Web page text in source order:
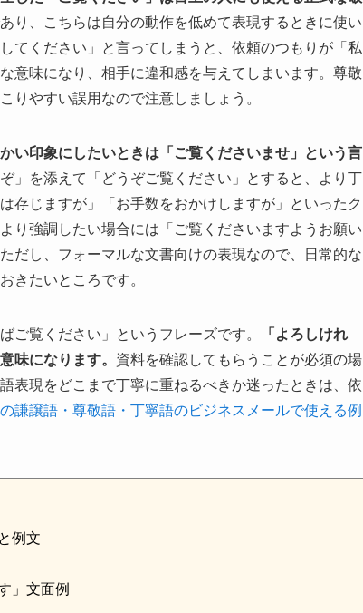
り、こちらは自分の動作を低めて表現するときに使い
てください」と言ってしまうと、依頼のつもりが「私
意味になり、相手に違和感を与えてしまいます。尊敬
りやすい誤用なので注意しましょう。
い印象にしたいときは「ご覧くださいませ」という言
」を添えて「どうぞご覧ください」とすると、より丁
存じますが」「お手数をおかけしますが」といったク
り強調したい場合には「ご覧くださいますようお願い
だし、フォーマルな文書向けの表現なので、日常的な
きたいところです。
ご覧ください」というフレーズです。
「よろしけれ
味になります。 資料を確認してもらうことが必須の場
表現をどこまで丁寧に重ねるべきか迷ったときは、依
の謙譲語・尊敬語・丁寧語のビジネスメールで使える例
例文
」文面例